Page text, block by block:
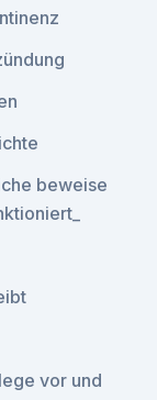
beweise
vor und